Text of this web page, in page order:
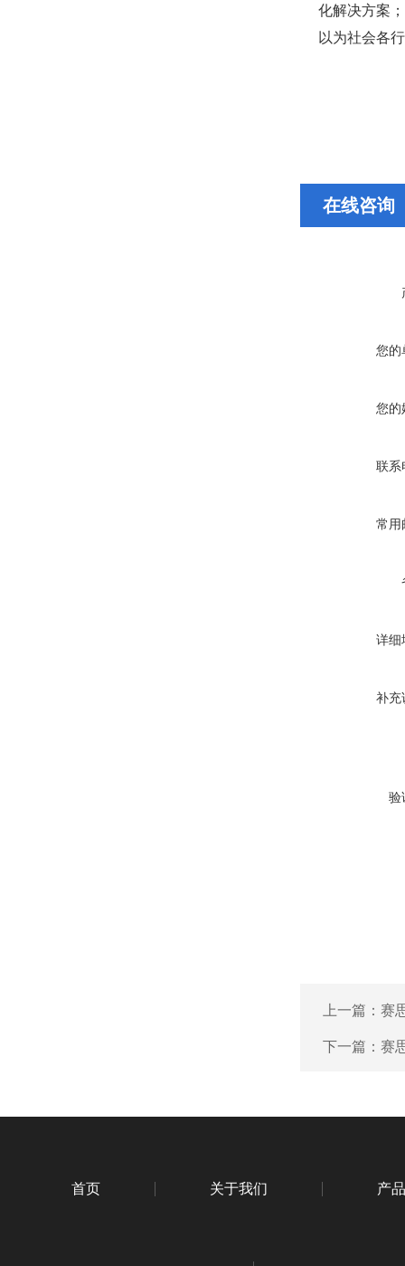
化解决方案
以为社会各
在线咨询
您的
您的
联系
常用
详细
补充
验
上一篇： 赛
下一篇： 赛
首页 关于我们 产